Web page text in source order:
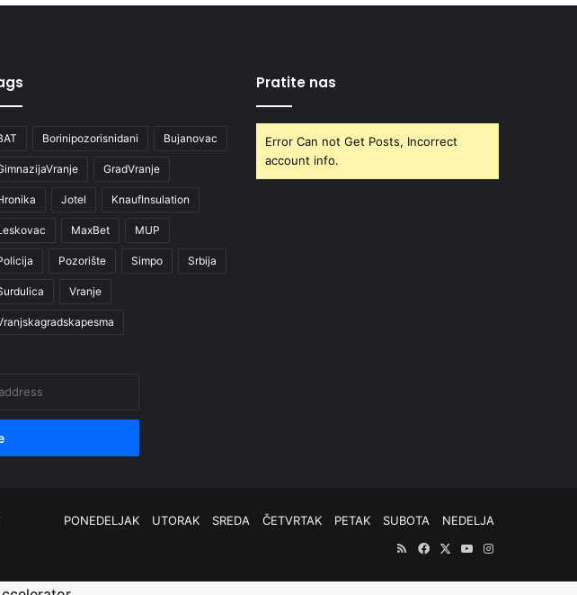
Borinipozorisnidani Bujanovac
GradVranje
Jotel KnaufInsulation
MaxBet MUP
Pozorište Simpo Srbija
Vranje
Pratite nas
Error Can not Get Posts, Incorrect
account info.
PONEDELJAK UTORAK SREDA ČETVRTAK PETAK SUBOTA
NEDELJA
RSSFacebook
X YouTubeInstagram